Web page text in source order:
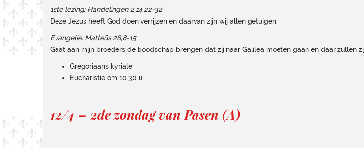
1ste lezing: Handelingen 2,14.22-32
Deze Jezus heeft God doen verrijzen en daarvan zijn wij allen getuigen.
Evangelie: Matteüs 28,8-15
Gaat aan mijn broeders de boodschap brengen dat zij naar Galilea moeten gaan en daar zullen
Gregoriaans kyriale
Eucharistie om 10.30 u.
12/4 – 2de zondag van Pasen (A)